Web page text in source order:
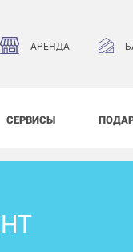
АРЕНДА
СЕРВИСЫ